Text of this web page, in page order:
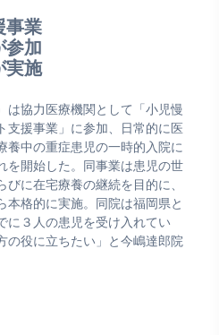
事業
参加
実施
は協力医療機関として「小児慢
支援事業」に参加、日常的に医
養中の重症患児の一時的入院に
を開始した。同事業は患児の世
に在宅療養の継続を目的に、
本格的に実施。同院は福岡県と
に３人の患児を受け入れてい
の役に立ちたい」と今嶋達郎院